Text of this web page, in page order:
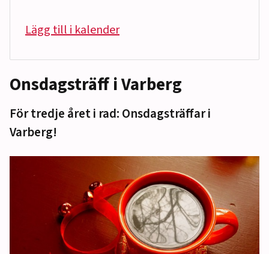
Onsdagsträff i Varberg
För tredje året i rad: Onsdagsträffar i
Varberg!
Lägg till i kalender